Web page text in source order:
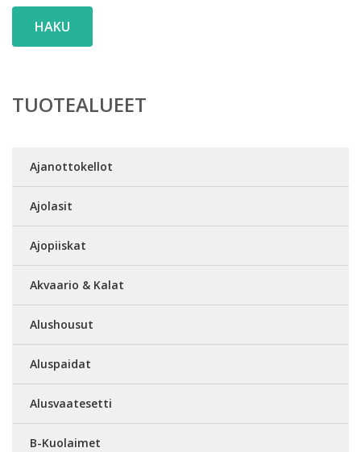
HAKU
TUOTEALUEET
Ajanottokellot
Ajolasit
Ajopiiskat
Akvaario & Kalat
Alushousut
Aluspaidat
Alusvaatesetti
B-Kuolaimet